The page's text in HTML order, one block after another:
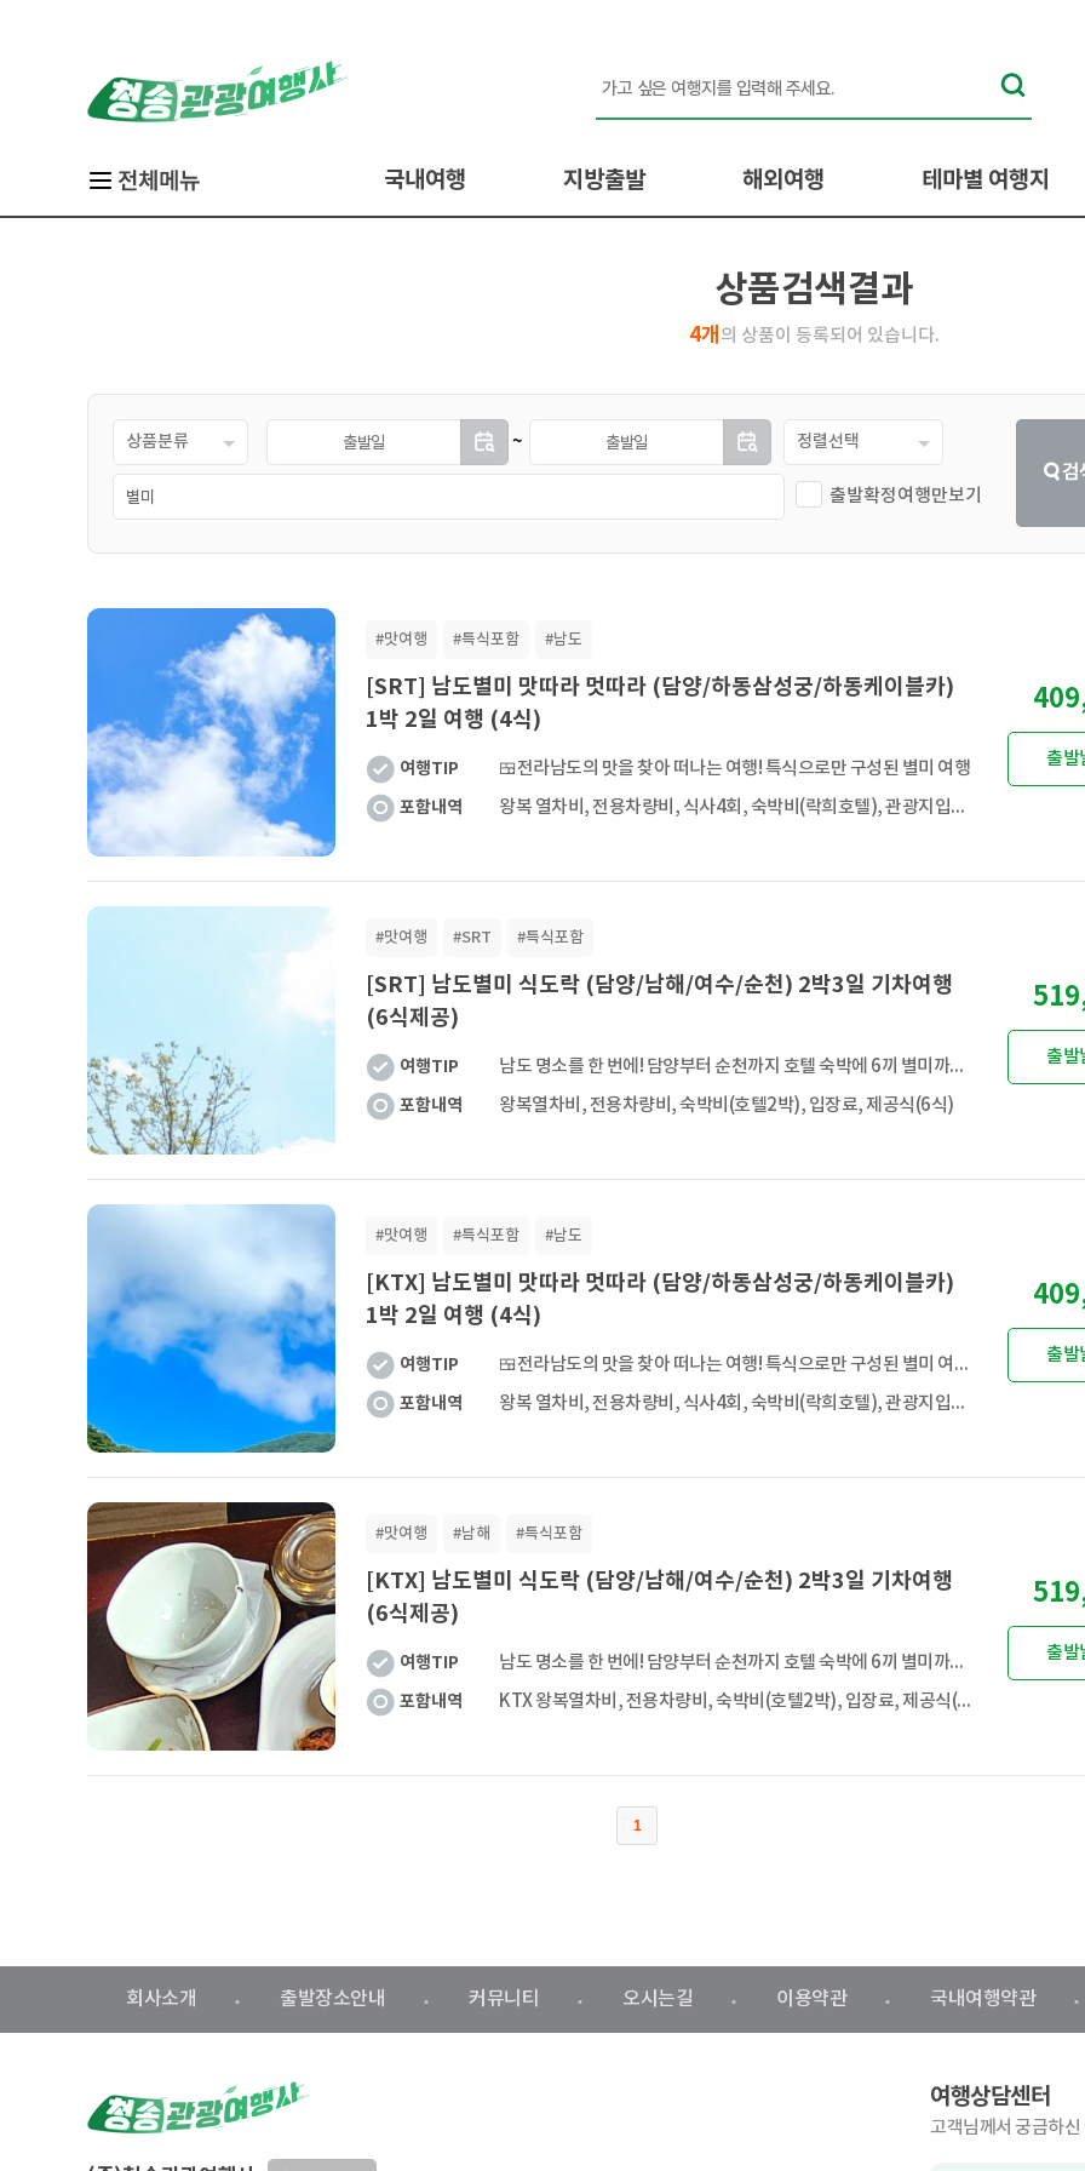
국내여행
울릉도&독도
지방출발
부산/동대구/울산 승하차
해외여행
중국
동남아
유럽/미주
테마별 여행지
사랑이 넘치는 낭만여행지
상품검색결과
4개 의 상품이 등록되어 있습니다.
상품분류 ~ 정렬선택
출발확정여행만보기
#맛여행 #특식포함 #남도
[SRT] 남도별미 맛따라 멋따라 (담양/하동삼성궁/하동케이블카)
1박 2일 여행 (4식)
여행TIP
🍱전라남도의 맛을 찾아 떠나는 여행! 특식으로만 구성된 별미 여행
포함내역
왕복 열차비, 전용차량비, 식사4회, 숙박비(락희호텔), 관광지입장료
출발
#맛여행 #SRT #특식포함
[SRT] 남도별미 식도락 (담양/남해/여수/순천) 2박3일 기차여행
(6식제공)
여행TIP
남도 명소를 한 번에! 담양부터 순천까지 호텔 숙박에 6끼 별미까지 즐기는 남도 미식 기차여행
포함내역
왕복열차비, 전용차량비, 숙박비(호텔2박), 입장료, 제공식(6식)
출발
#맛여행 #특식포함 #남도
[KTX] 남도별미 맛따라 멋따라 (담양/하동삼성궁/하동케이블카)
1박 2일 여행 (4식)
여행TIP
🍱전라남도의 맛을 찾아 떠나는 여행! 특식으로만 구성된 별미 여행입니다.
포함내역
왕복 열차비, 전용차량비, 식사4회, 숙박비(락희호텔), 관광지입장료
출발
#맛여행 #남해 #특식포함
[KTX] 남도별미 식도락 (담양/남해/여수/순천) 2박3일 기차여행
(6식제공)
여행TIP
남도 명소를 한 번에! 담양부터 순천까지 호텔 숙박에 6끼 별미까지 즐기는 남도 미식 기차여행
포함내역
KTX 왕복열차비, 전용차량비, 숙박비(호텔2박), 입장료, 제공식(6식)
출발
1
회사소개 출발장소안내 커뮤니티 오시는길 이용약관 국내여행약관
여행상담센터
고객님께서 궁금하신